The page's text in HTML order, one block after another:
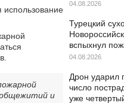
использование
общежитий и
04.08.2026
Турецкий
вспыхнул
04.08.2026
Дрон ударил
число
уже